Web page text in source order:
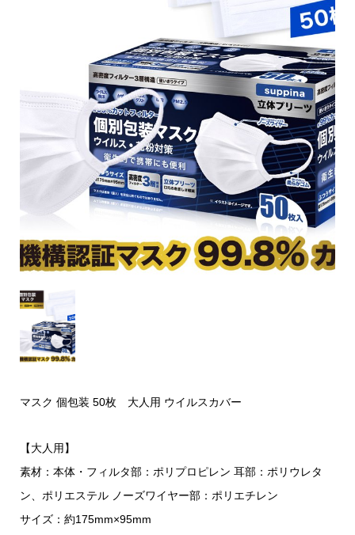
マスク 個包装 50枚 大人用 ウイルスカバー
【大人用】
素材：本体・フィルタ部：ポリプロピレン 耳部：ポリウレタ
ン、ポリエステル ノーズワイヤー部：ポリエチレン
サイズ：約175mm×95mm